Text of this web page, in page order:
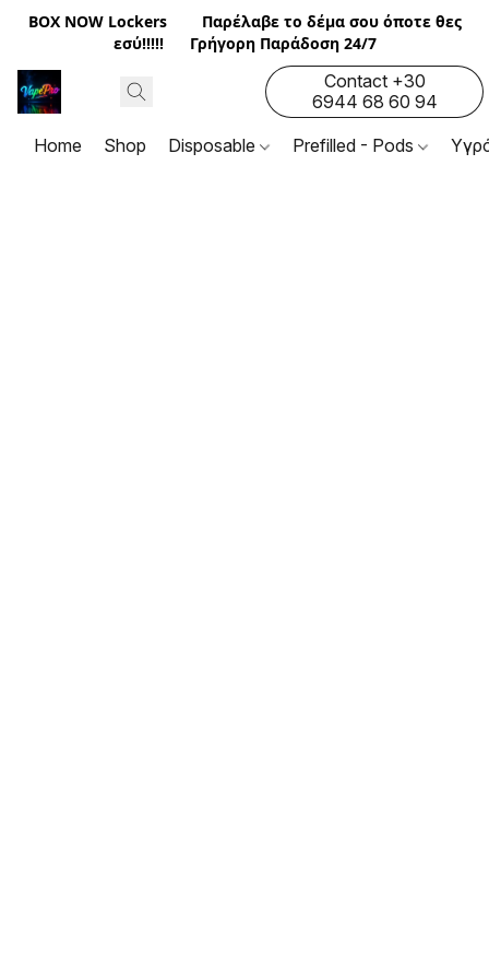
BOX NOW Lockers
Παρέλαβε το δέμα σου όποτε θες
εσύ!!!!! Γρήγορη Παράδοση 24/7
Contact +30
6944 68 60 94
Home
Shop Disposable Prefilled - Pods